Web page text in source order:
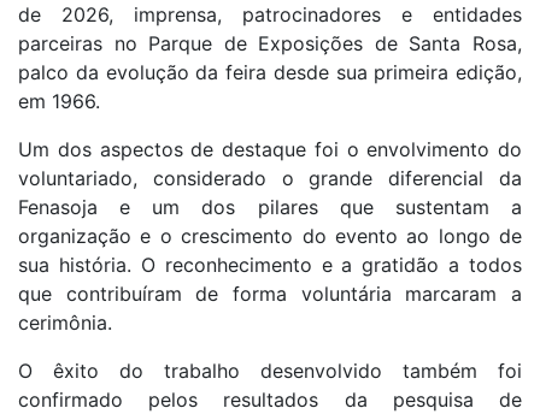
de 2026, imprensa, patrocinadores e entidades
parceiras no Parque de Exposições de Santa Rosa,
palco da evolução da feira desde sua primeira edição,
em 1966.
Um dos aspectos de destaque foi o envolvimento do
voluntariado, considerado o grande diferencial da
Fenasoja e um dos pilares que sustentam a
organização e o crescimento do evento ao longo de
sua história. O reconhecimento e a gratidão a todos
que contribuíram de forma voluntária marcaram a
cerimônia.
O êxito do trabalho desenvolvido também foi
confirmado pelos resultados da pesquisa de